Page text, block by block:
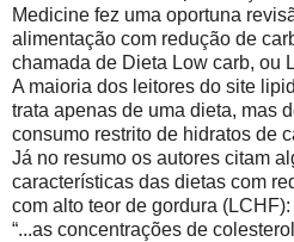
Medicine fez uma oportuna
alimentação com redução de
chamada de Dieta Low carb, ou
A maioria dos leitores do site
trata apenas de uma dieta, mas
consumo restrito de hidratos de
Já no resumo os autores citam
características das dietas com
com alto teor de gordura (LCHF):
“...as concentrações de